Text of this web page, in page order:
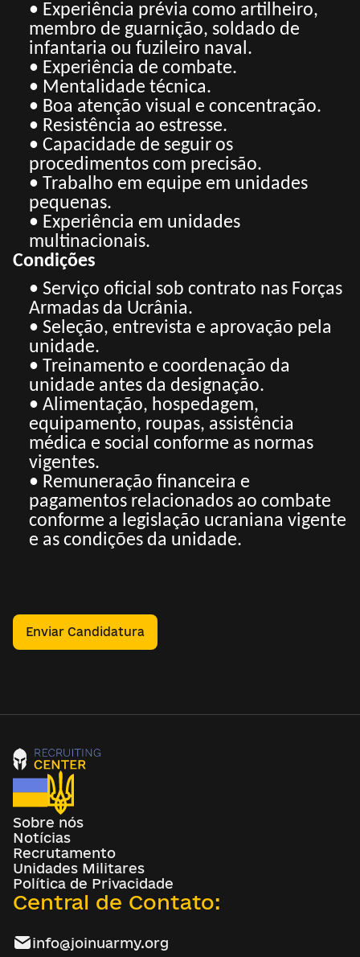
• Experiência prévia como artilheiro,
membro de guarnição, soldado de
infantaria ou fuzileiro naval.
• Experiência de combate.
• Mentalidade técnica.
• Boa atenção visual e concentração.
• Resistência ao estresse.
• Capacidade de seguir os
procedimentos com precisão.
• Trabalho em equipe em unidades
pequenas.
• Experiência em unidades
multinacionais.
Condições
• Serviço oficial sob contrato nas Forças
Armadas da Ucrânia.
• Seleção, entrevista e aprovação pela
unidade.
• Treinamento e coordenação da
unidade antes da designação.
• Alimentação, hospedagem,
equipamento, roupas, assistência
médica e social conforme as normas
vigentes.
• Remuneração financeira e
pagamentos relacionados ao combate
conforme a legislação ucraniana vigente
e as condições da unidade.
Enviar Candidatura
Sobre nós
Notícias
Recrutamento
Unidades Militares
Política de Privacidade
Central de Contato:
info@joinuarmy.org